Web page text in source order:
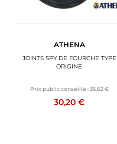
ATHENA
JOINTS SPY DE FOURCHE TYPE
ORIGINE
Prix public conseillé : 35,62 €
30,20 €